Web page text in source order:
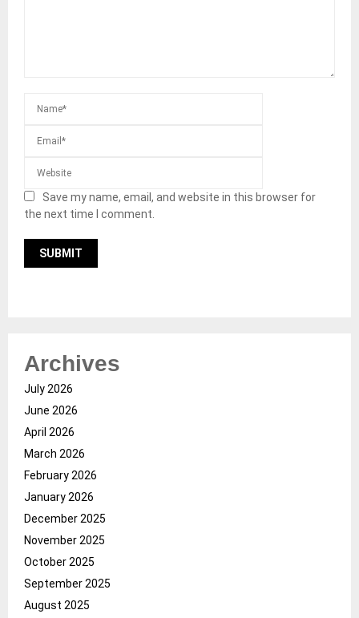
Save my name, email, and website in this browser for
the next time I comment.
Archives
July 2026
June 2026
April 2026
March 2026
February 2026
January 2026
December 2025
November 2025
October 2025
September 2025
August 2025